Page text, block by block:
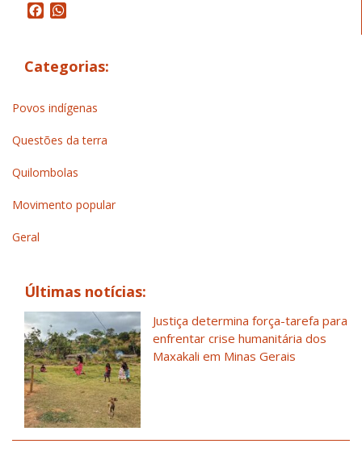
Facebook
Categorias:
Povos indígenas
Questões da terra
Quilombolas
Movimento popular
Geral
Últimas notícias:
Justiça determina força-tarefa para
enfrentar crise humanitária dos
Maxakali em Minas Gerais